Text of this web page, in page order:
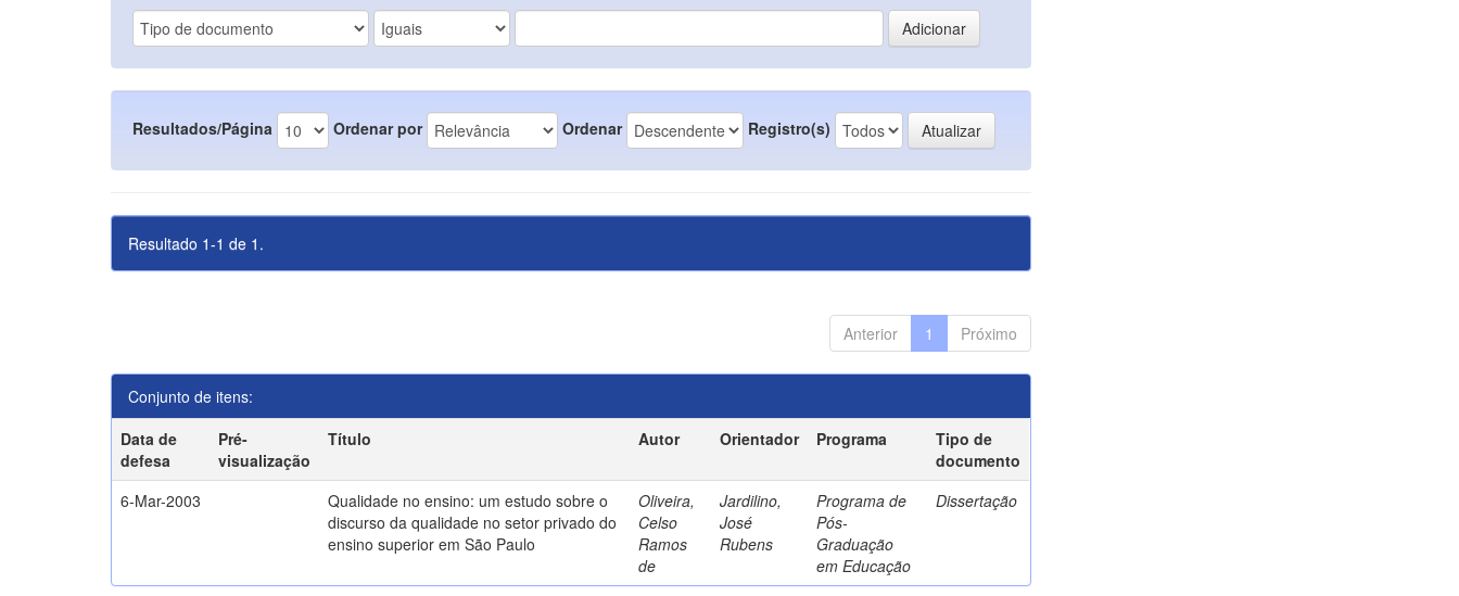
Resultados/Página Ordenar por Ordenar Registro(s)
Resultado 1-1 de 1.
Anterior 1 Próximo
Conjunto de itens:
Data de
defesa
Pré-
visualização
Título Autor Orientador Programa
Tipo de
documento
6-Mar-2003
Qualidade no ensino: um estudo sobre o
discurso da qualidade no setor privado do
ensino superior em São Paulo
Oliveira,
Celso
Ramos
de
Jardilino,
José
Rubens
Programa de
Pós-
Graduação
em Educação
Dissertação